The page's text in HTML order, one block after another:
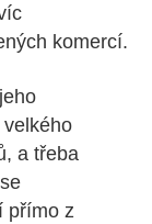
komercí.
a třeba
přímo z